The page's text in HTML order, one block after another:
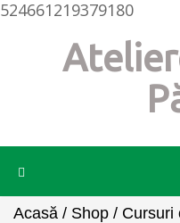
524661219379180
Toggle
Acasă / Shop / Cursuri